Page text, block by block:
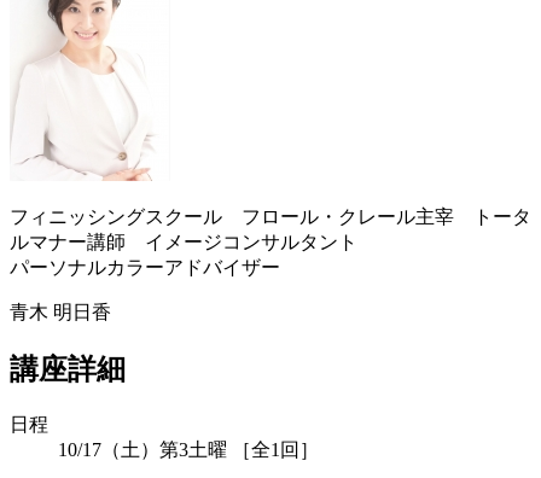
フィニッシングスクール フロール・クレール主宰 トータ
ルマナー講師 イメージコンサルタント
パーソナルカラーアドバイザー
青木 明日香
講座詳細
日程
10/17（土）第3土曜 ［全1回］